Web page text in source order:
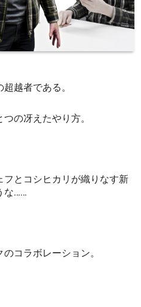
越者である。
の冴えたやり方。
とコシヒカリが織りなす新
な……
コラボレーション。